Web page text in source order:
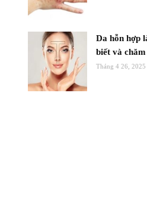
Da hỗn hợp
biết và chăm
Tháng 4 26, 2025